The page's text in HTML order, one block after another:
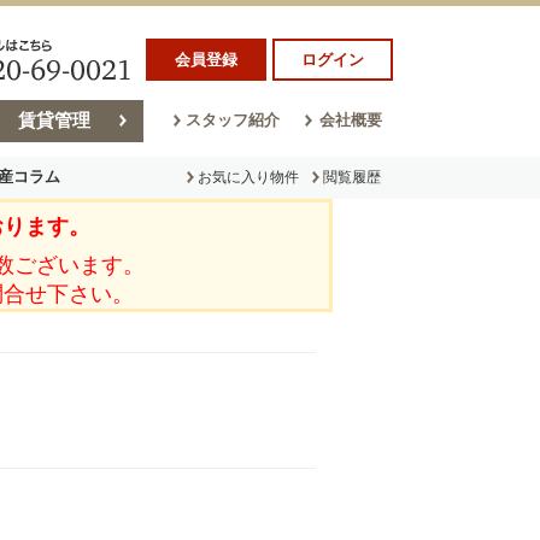
会員登録 ログイン
賃貸管理 スタッフ紹介 会社概要
コラム
ム
お気に入り物件 閲覧履歴
ます。
ざいます。
せ下さい。